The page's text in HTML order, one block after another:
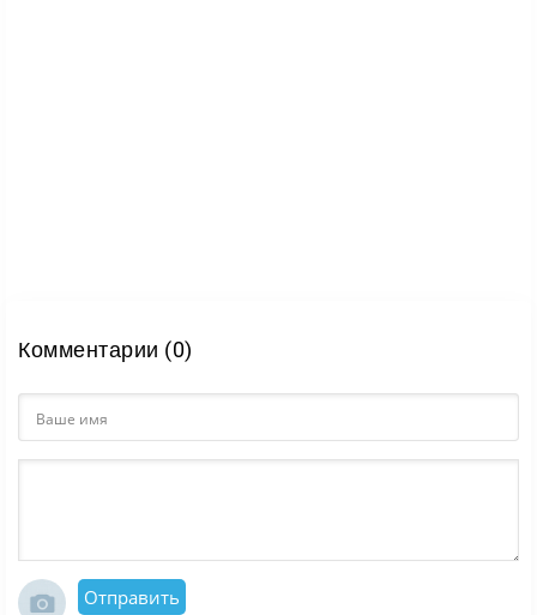
Комментарии (0)
Отправить